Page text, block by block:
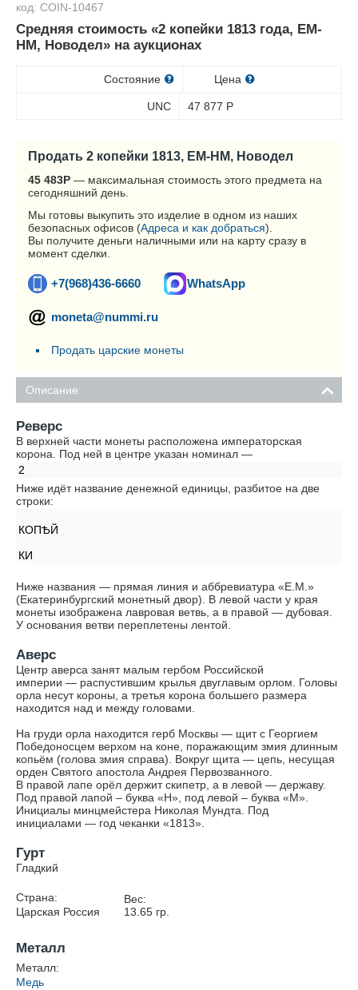
код: COIN-10467
Средняя стоимость «2 копейки 1813 года, ЕМ-
НМ, Новодел» на аукционах
Состояние Цена
UNC 47 877 Р
Продать 2 копейки 1813, ЕМ-НМ, Новодел
45 483Р — максимальная стоимость этого предмета на
сегодняшний день.
Мы готовы выкупить это изделие в одном из наших
безопасных офисов (Адреса и как добраться).
Вы получите деньги наличными или на карту сразу в
момент сделки.
+7(968)436-6660 WhatsApp
moneta@nummi.ru
Продать царские монеты
Описание
Реверс
В верхней части монеты расположена императорская
корона. Под ней в центре указан номинал —
2
Ниже идёт название денежной единицы, разбитое на две
строки:
КОПѢЙ
КИ
Ниже названия — прямая линия и аббревиатура «Е.М.»
(Екатеринбургский монетный двор). В левой части у края
монеты изображена лавровая ветвь, а в правой — дубовая.
У основания ветви переплетены лентой.
Аверс
Центр аверса занят малым гербом Российской
империи — распустившим крылья двуглавым орлом. Головы
орла несут короны, а третья корона большего размера
находится над и между головами.
На груди орла находится герб Москвы — щит с Георгием
Победоносцем верхом на коне, поражающим змия длинным
копьём (голова змия справа). Вокруг щита — цепь, несущая
орден Святого апостола Андрея Первозванного.
В правой лапе орёл держит скипетр, а в левой — державу.
Под правой лапой – буква «Н», под левой – буква «М».
Инициалы минцмейстера Николая Мундта. Под
инициалами — год чеканки «1813».
Гурт
Гладкий
Страна:
Царская Россия
Вес:
13.65гр.
Металл
Металл:
Медь